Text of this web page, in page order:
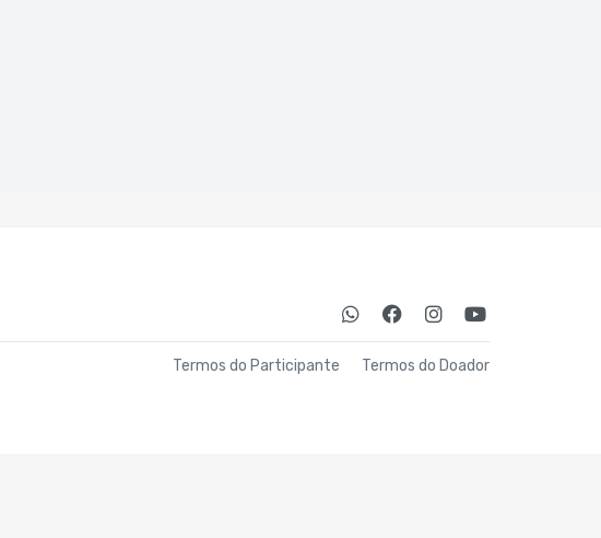
Termos do Participante Termos do Doador